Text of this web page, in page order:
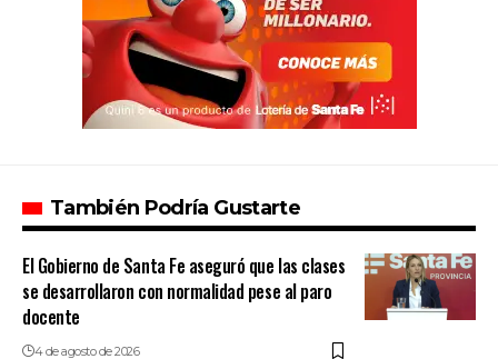
También Podría Gustarte
El Gobierno de Santa Fe aseguró que las clases
se desarrollaron con normalidad pese al paro
docente
4 de agosto de 2026